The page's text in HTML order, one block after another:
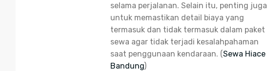
selama perjalanan. Selain itu, penting juga
untuk memastikan detail biaya yang
termasuk dan tidak termasuk dalam paket
sewa agar tidak terjadi kesalahpahaman
saat penggunaan kendaraan. (Sewa Hiace
Bandung)